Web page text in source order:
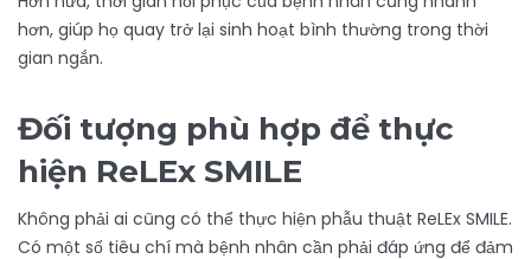
hơn, giúp họ quay trở lại sinh hoạt bình thường trong thời
gian ngắn.
Đối tượng phù hợp để thực
hiện ReLEx SMILE
Không phải ai cũng có thể thực hiện phẫu thuật ReLEx SMILE.
Có một số tiêu chí mà bệnh nhân cần phải đáp ứng để đảm